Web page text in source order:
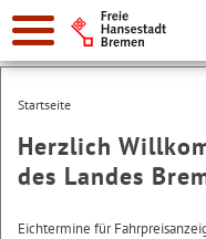
Suche:
Startseite
Herzlich
des Landes
Eichtermine für